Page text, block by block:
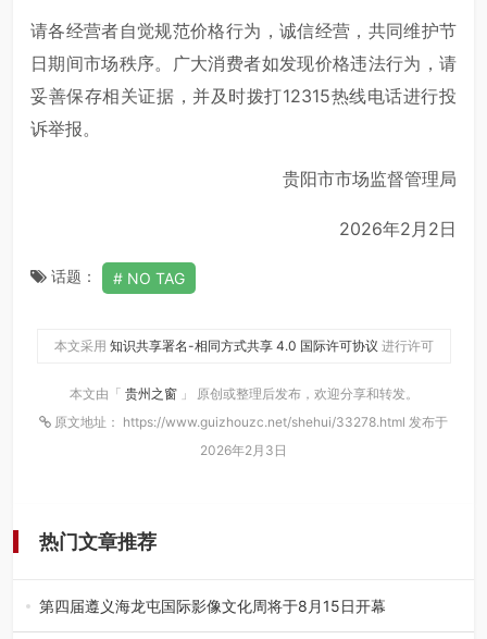
请各经营者自觉规范价格行为，诚信经营，共同维护节
日期间市场秩序。广大消费者如发现价格违法行为，请
妥善保存相关证据，并及时拨打12315热线电话进行投
诉举报。
贵阳市市场监督管理局
2026年2月2日
话题： NO TAG
本文采用 知识共享署名-相同方式共享 4.0 国际许可协议 进行许可
本文由「 贵州之窗 」 原创或整理后发布，欢迎分享和转发。
原文地址： https://www.guizhouzc.net/shehui/33278.html 发布于
2026年2月3日
热门文章推荐
第四届遵义海龙屯国际影像文化周将于8月15日开幕
8月7日，第四届遵义海龙屯国际影像文化周媒体通气会在世